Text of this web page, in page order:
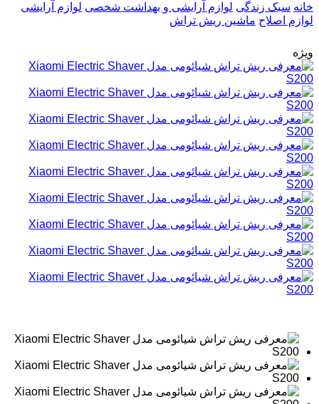
خانه سبک زندگی لوازم آرایشی و بهداشت شخصی لوازم آرایشی
لوازم اصلاح ماشین ریش تراش
ویژه